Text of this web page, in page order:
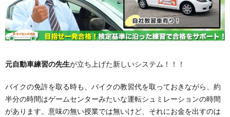
元自動車練習の先生が立ち上げた新しいシステム！！！
バイクの免許を取る時も、バイクの教習代を取っておきながら、約
半分の時間はゲームセンターみたいな運転シュミレーションの時間
があります。意味の無い授業では無いけど、それにお金を出すのは